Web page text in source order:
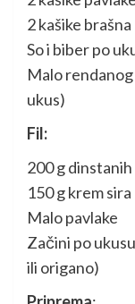
2 kašike brašna
So i biber po
Malo
ukus)
Fil:
200 g
150 g krem sira
Malo pavlake
Začini po
ili origano)